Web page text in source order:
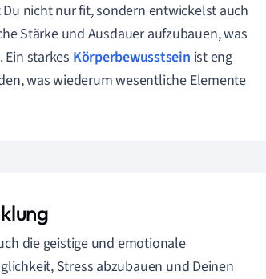
nicht nur fit, sondern entwickelst auch
Stärke und Ausdauer aufzubauen, was
starkes Körperbewusstsein ist eng
was wiederum wesentliche Elemente
die geistige und emotionale
Stress abzubauen und Deinen